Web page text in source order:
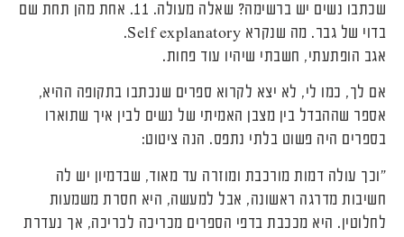
שכתבו נשים יש ברשימה? שאלה מעולה. 11. אחת מהן תחת שם
בדוי של גבר. מה שנקרא Self explanatory.
אגב הופתעתי, חשבתי שיהיו עוד פחות.
אם לך, כמו לי, לא יצא לקרוא ספרים שנכתבו בתקופה ההיא,
אספר שההבדל בין מצבן האמיתי של נשים לבין איך שתוארו
בספרים היה פשוט בלתי נתפס. הנה ציטוט:
"וכך עולה דמות מורכבת ומוזרה עד מאוד, שבדמיון יש לה
חשיבות מדרגה ראשונה, אבל למעשה, היא חסרת משמעות
לחלוטין. היא מככבת בדפי הספרים מכריכה לכריכה, אך נעדרת